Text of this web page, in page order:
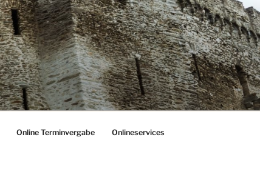
Online Terminvergabe Onlineservices